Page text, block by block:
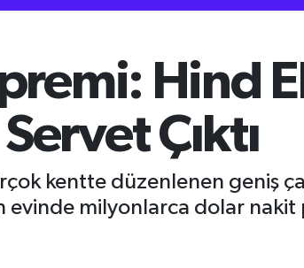
Hind
Çıktı
kentte düzenlenen geniş
milyonlarca dolar nakit